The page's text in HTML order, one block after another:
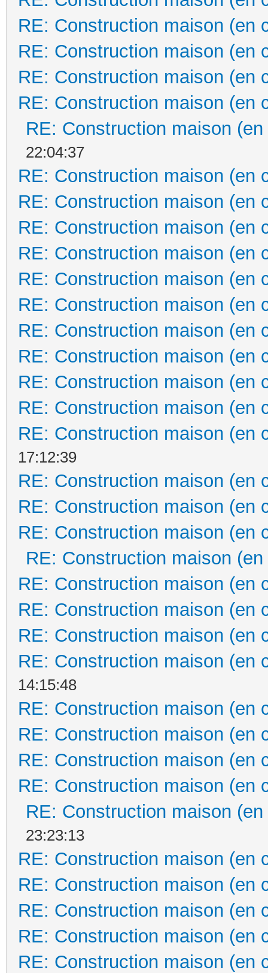
RE: Construction maison (en
RE: Construction maison (en
RE: Construction maison (en
RE: Construction maison (en
RE: Construction maison
22:04:37
RE: Construction maison (en
RE: Construction maison (en
RE: Construction maison (en
RE: Construction maison (en
RE: Construction maison (en
RE: Construction maison (en
RE: Construction maison (en
RE: Construction maison (en
RE: Construction maison (en
RE: Construction maison (en
RE: Construction maison (en
17:12:39
RE: Construction maison (en
RE: Construction maison (en
RE: Construction maison (en
RE: Construction maison
RE: Construction maison (en
RE: Construction maison (en
RE: Construction maison (en
RE: Construction maison (en
14:15:48
RE: Construction maison (en
RE: Construction maison (en
RE: Construction maison (en
RE: Construction maison (en
RE: Construction maison
23:23:13
RE: Construction maison (en
RE: Construction maison (en
RE: Construction maison (en
RE: Construction maison (en
RE: Construction maison (en